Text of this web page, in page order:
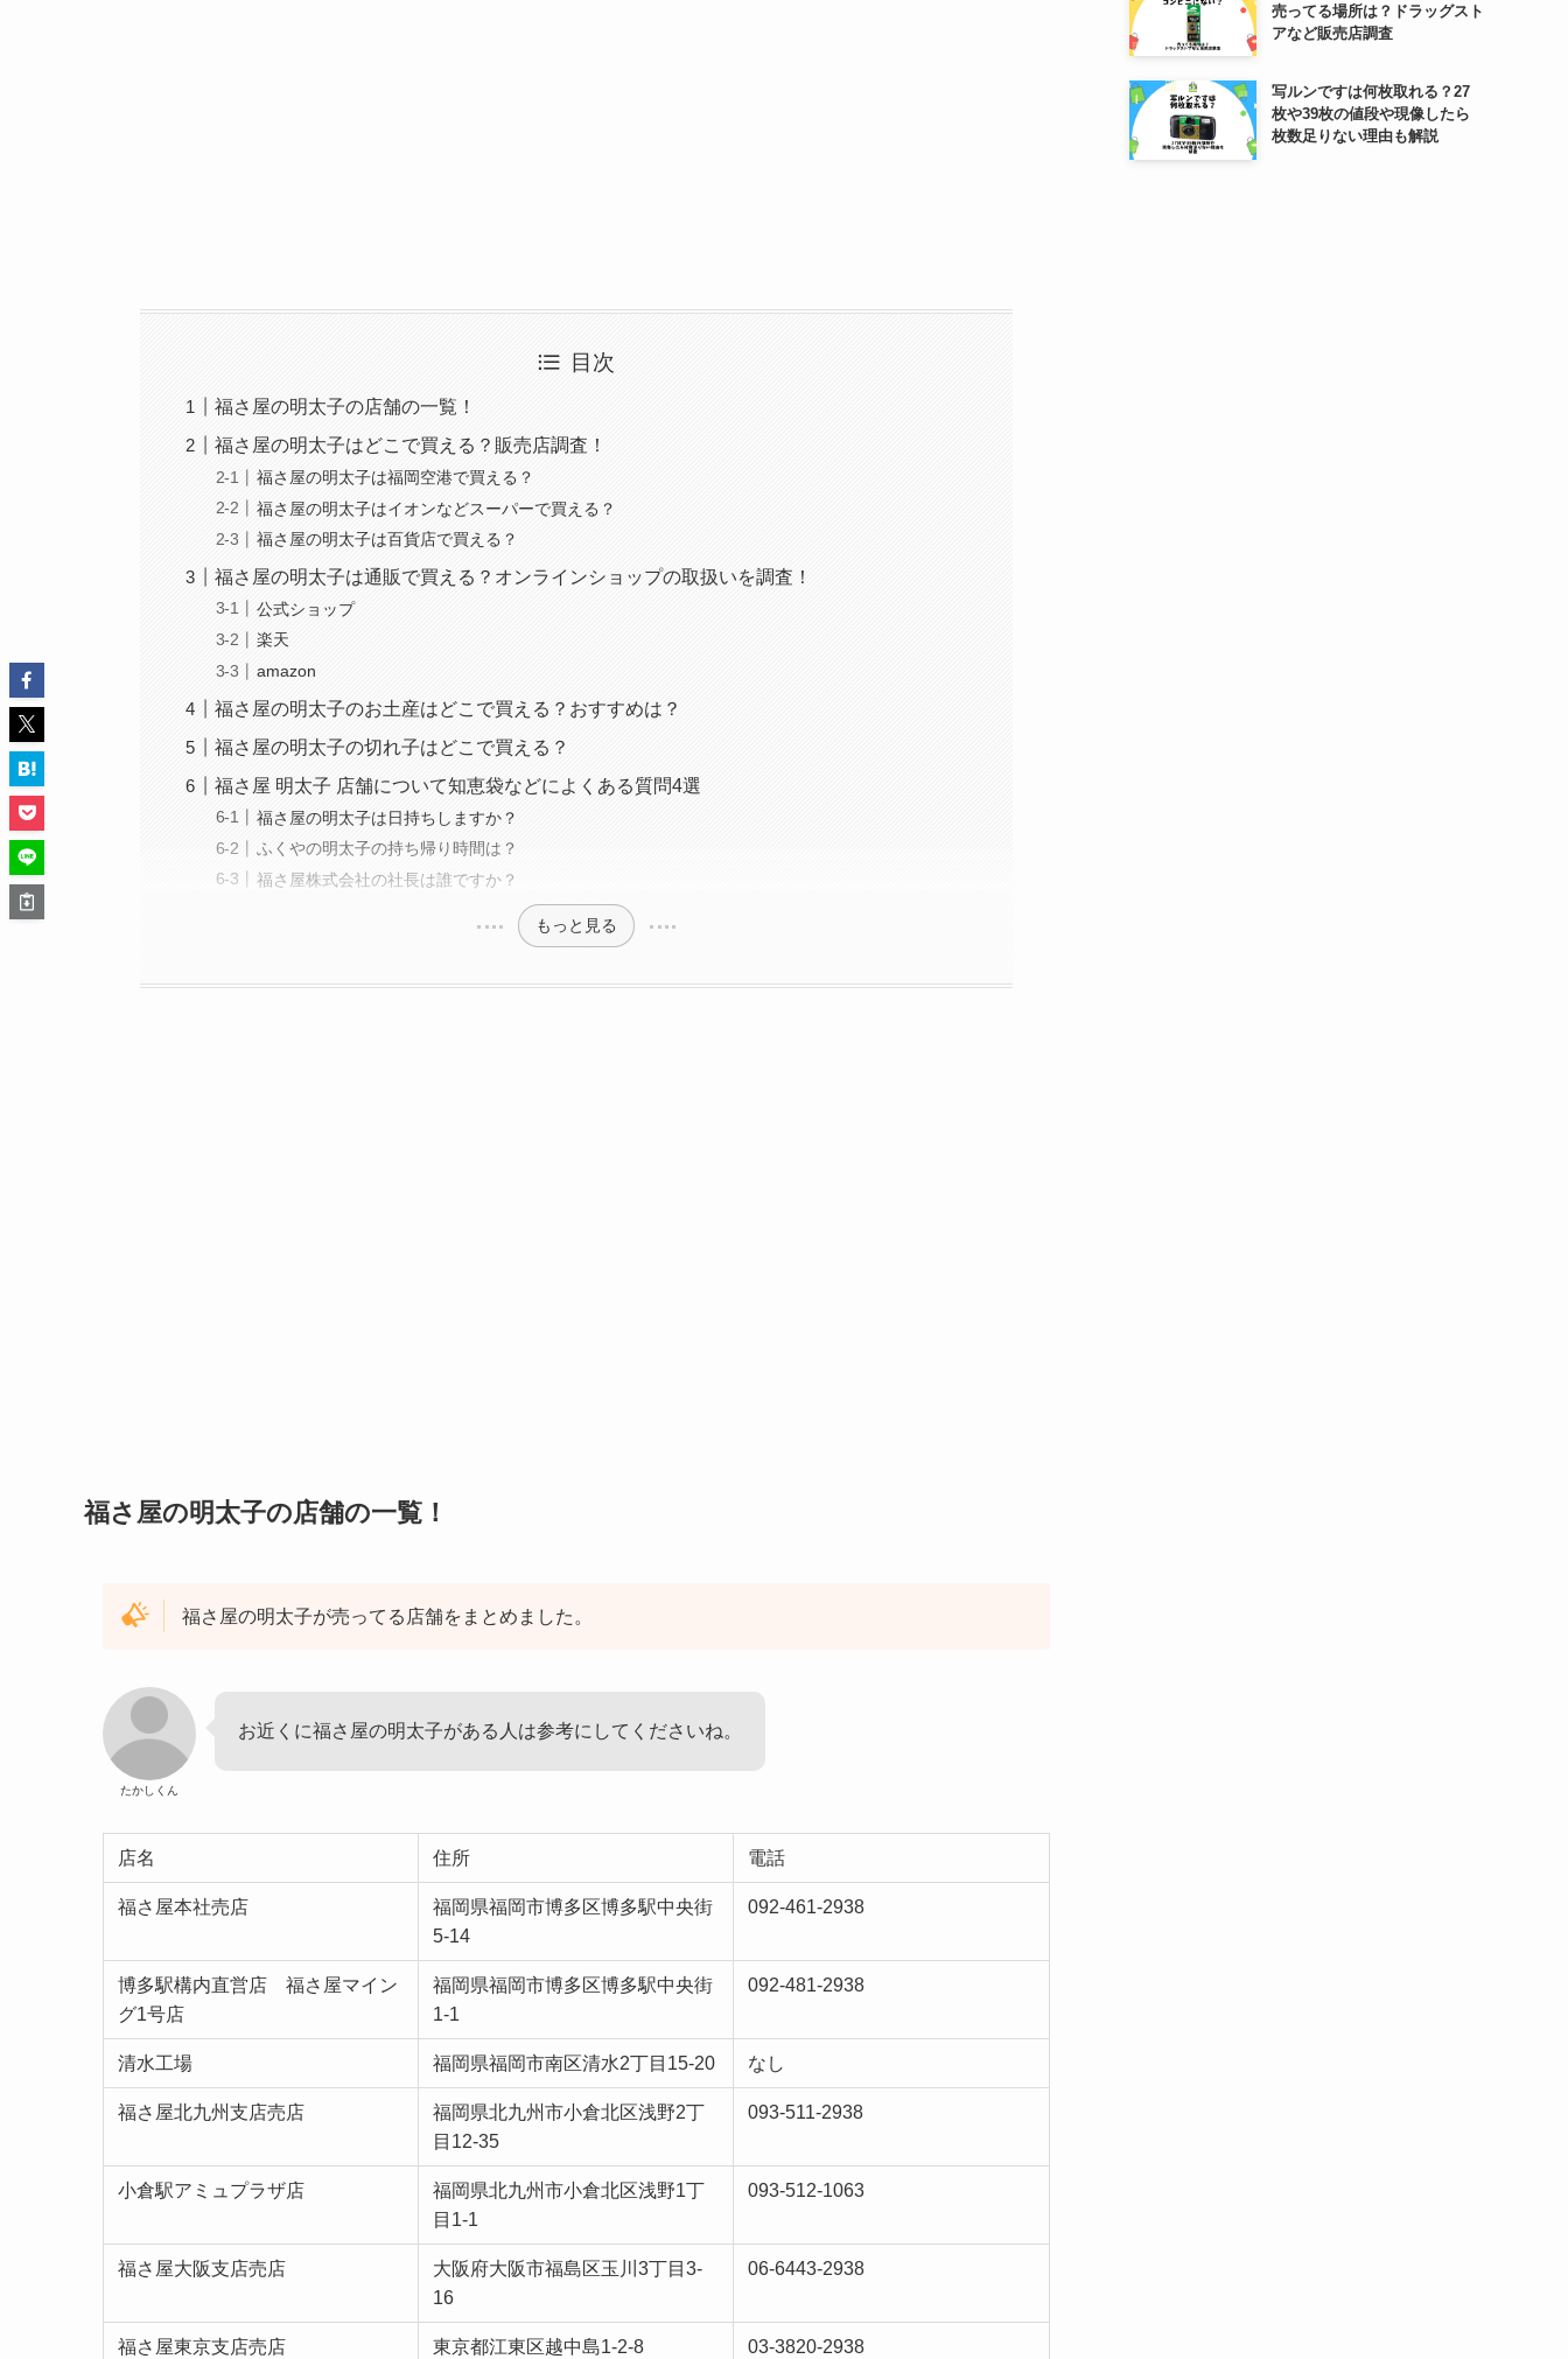
目次
福さ屋の明太子の店舗の一覧！
福さ屋の明太子はどこで買える？販売店調査！
福さ屋の明太子は福岡空港で買える？
福さ屋の明太子はイオンなどスーパーで買える？
福さ屋の明太子は百貨店で買える？
福さ屋の明太子は通販で買える？オンラインショップの取扱いを調査！
公式ショップ
楽天
amazon
福さ屋の明太子のお土産はどこで買える？おすすめは？
福さ屋の明太子の切れ子はどこで買える？
福さ屋 明太子 店舗について知恵袋などによくある質問4選
福さ屋の明太子は日持ちしますか？
ふくやの明太子の持ち帰り時間は？
福さ屋株式会社の社長は誰ですか？
もっと見る
福さ屋の明太子の店舗の一覧！
福さ屋の明太子が売ってる店舗をまとめました。
たかしくん
お近くに福さ屋の明太子がある人は参考にしてくださいね。
店名 住所 電話
福さ屋本社売店
福岡県福岡市博多区博多駅中央街
5-14
092-461-2938
博多駅構内直営店 福さ屋マイン
グ1号店
福岡県福岡市博多区博多駅中央街
1-1
092-481-2938
清水工場 福岡県福岡市南区清水2丁目15-20 なし
福さ屋北九州支店売店
福岡県北九州市小倉北区浅野2丁
目12-35
093-511-2938
小倉駅アミュプラザ店
福岡県北九州市小倉北区浅野1丁
目1-1
093-512-1063
福さ屋大阪支店売店
大阪府大阪市福島区玉川3丁目3-
16
06-6443-2938
福さ屋東京支店売店 東京都江東区越中島1-2-8 03-3820-2938
売ってる場所は？ドラッグスト
アなど販売店調査
写ルンですは何枚取れる？27
枚や39枚の値段や現像したら
枚数足りない理由も解説